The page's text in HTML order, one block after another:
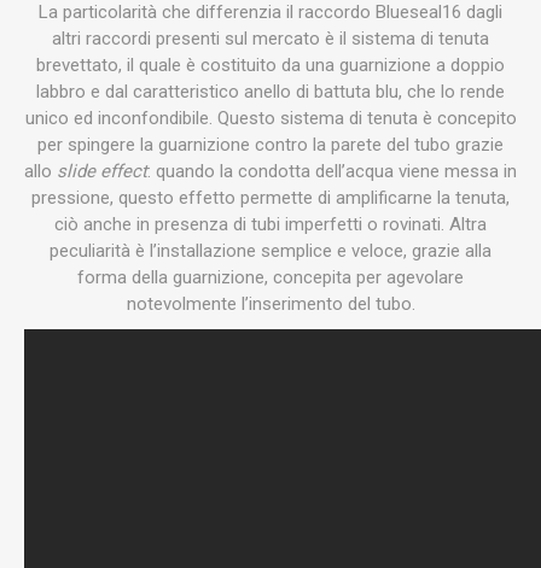
La particolarità che differenzia il raccordo Blueseal16 dagli
altri raccordi presenti sul mercato è il sistema di tenuta
brevettato, il quale è costituito da una guarnizione a doppio
labbro e dal caratteristico anello di battuta blu, che lo rende
unico ed inconfondibile. Questo sistema di tenuta è concepito
per spingere la guarnizione contro la parete del tubo grazie
allo slide effect: quando la condotta dell’acqua viene messa in
pressione, questo effetto permette di amplificarne la tenuta,
ciò anche in presenza di tubi imperfetti o rovinati. Altra
peculiarità è l’installazione semplice e veloce, grazie alla
forma della guarnizione, concepita per agevolare
notevolmente l’inserimento del tubo.